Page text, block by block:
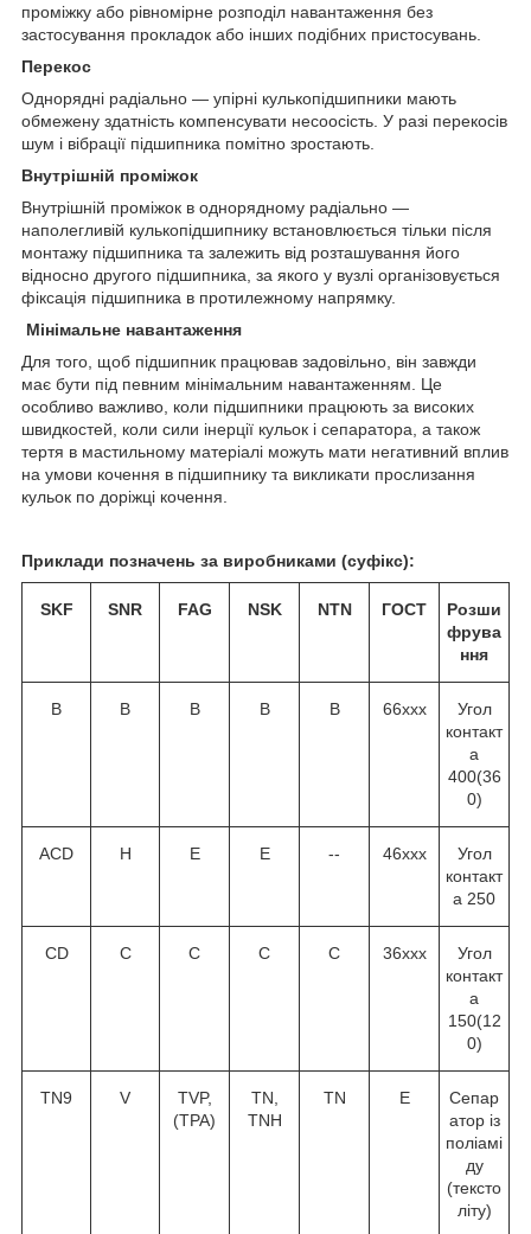
проміжку або рівномірне розподіл навантаження без
застосування прокладок або інших подібних пристосувань.
Перекос
Однорядні радіально — упірні кулькопідшипники мають
обмежену здатність компенсувати несоосість. У разі перекосів
шум і вібрації підшипника помітно зростають.
Внутрішній проміжок
Внутрішній проміжок в однорядному радіально —
наполегливій кулькопідшипнику встановлюється тільки після
монтажу підшипника та залежить від розташування його
відносно другого підшипника, за якого у вузлі організовується
фіксація підшипника в протилежному напрямку.
Мінімальне навантаження
Для того, щоб підшипник працював задовільно, він завжди
має бути під певним мінімальним навантаженням. Це
особливо важливо, коли підшипники працюють за високих
швидкостей, коли сили інерції кульок і сепаратора, а також
тертя в мастильному матеріалі можуть мати негативний вплив
на умови кочення в підшипнику та викликати прослизання
кульок по доріжці кочення.
Приклади позначень за виробниками (суфікс):
SKF SNR FAG NSK NTN ГОСТ
Розши
фрува
ння
В В В В В 66ххх
Угол
контакт
а
400(36
0)
ACD H E E -- 46ххх
Угол
контакт
а 250
CD C C C C 36ххх
Угол
контакт
а
150(12
0)
TN9 V
TVP,
(TPA)
TN,
TNH
TN Е
Сепар
атор із
поліамі
ду
(тексто
літу)